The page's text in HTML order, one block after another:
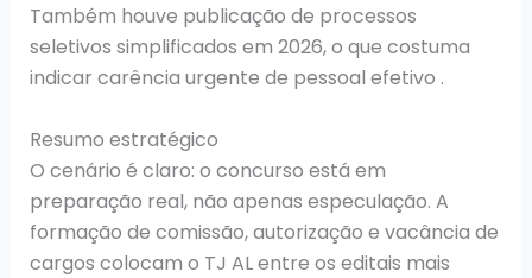
Também houve publicação de processos
seletivos simplificados em 2026, o que costuma
indicar carência urgente de pessoal efetivo .
Resumo estratégico
O cenário é claro: o concurso está em
preparação real, não apenas especulação. A
formação de comissão, autorização e vacância de
cargos colocam o TJ AL entre os editais mais